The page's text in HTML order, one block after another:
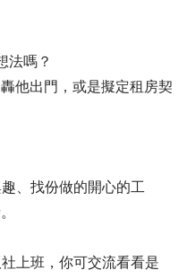
法嗎？
他出門，或是擬定租房契
、找份做的開心的工
上班，你可交流看看是